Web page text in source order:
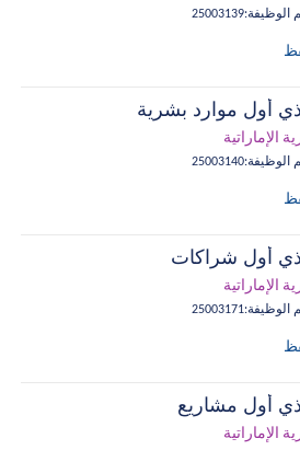
الوظيفة:
25003139
أول موارد بشرية
الإماراتية
الوظيفة:
25003140
أول شراكات
الإماراتية
الوظيفة:
25003171
أول مشاريع
الإماراتية